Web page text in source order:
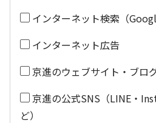
インターネット検索（
インターネット広告
京進のウェブサイト・ブロ
京進の公式SNS（LINE・
ど）